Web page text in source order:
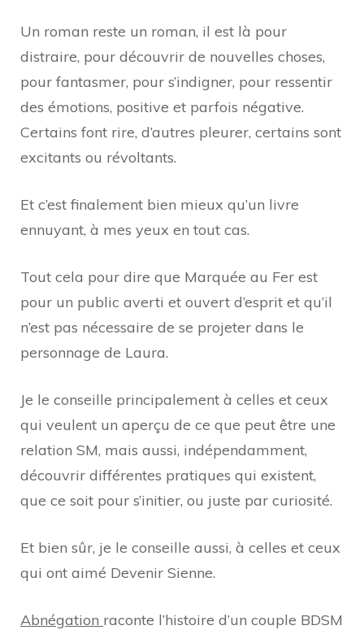
Un roman reste un roman, il est là pour
distraire, pour découvrir de nouvelles choses,
pour fantasmer, pour s’indigner, pour ressentir
des émotions, positive et parfois négative.
Certains font rire, d’autres pleurer, certains sont
excitants ou révoltants.
Et c’est finalement bien mieux qu’un livre
ennuyant, à mes yeux en tout cas.
Tout cela pour dire que Marquée au Fer est
pour un public averti et ouvert d’esprit et qu’il
n’est pas nécessaire de se projeter dans le
personnage de Laura.
Je le conseille principalement à celles et ceux
qui veulent un aperçu de ce que peut être une
relation SM, mais aussi, indépendamment,
découvrir différentes pratiques qui existent,
que ce soit pour s’initier, ou juste par curiosité.
Et bien sûr, je le conseille aussi, à celles et ceux
qui ont aimé Devenir Sienne.
Abnégation raconte l’histoire d’un couple BDSM